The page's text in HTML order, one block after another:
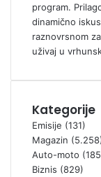
program.
dinamično
raznovrsnom
uživaj u
Kategorije
Emisije (131)
Magazin
Auto-moto
Biznis (829)